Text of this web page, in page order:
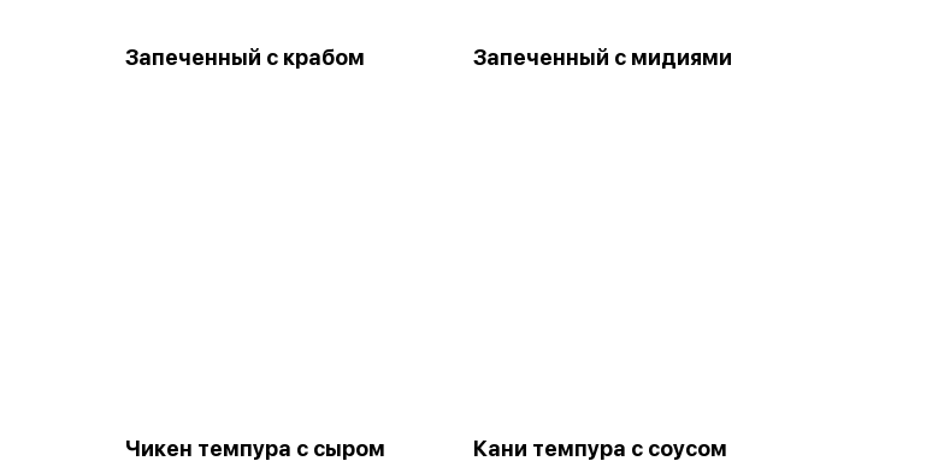
Запеченный с крабом Запеченный с мидиями
Чикен темпура с сыром
Кани темпура с соусом